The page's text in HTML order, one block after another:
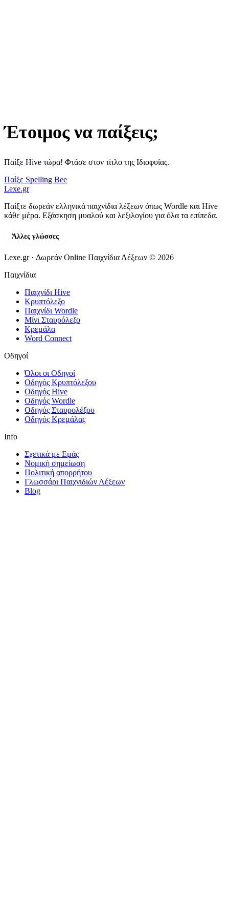
Έτοιμος να παίξεις;
Παίξε Hive τώρα! Φτάσε στον τίτλο της Ιδιοφυΐας.
Παίξε Spelling Bee
Lexe.gr
Παίξτε δωρεάν ελληνικά παιχνίδια λέξεων όπως Wordle και Hive
κάθε μέρα. Εξάσκηση μυαλού και λεξιλογίου για όλα τα επίπεδα.
Άλλες γλώσσες
Lexe.gr · Δωρεάν Online Παιχνίδια Λέξεων © 2026
Παιχνίδια
Παιχνίδι Hive
Κρυπτόλεξο
Παιχνίδι Wordle
Μίνι Σταυρόλεξο
Κρεμάλα
Word Connect
Οδηγοί
Όλοι οι Οδηγοί
Οδηγός Κρυπτόλεξου
Οδηγός Hive
Οδηγός Wordle
Οδηγός Σταυρολέξου
Οδηγός Κρεμάλας
Info
Σχετικά με Εμάς
Νομική σημείωση
Πολιτική απορρήτου
Γλωσσάρι Παιχνιδιών Λέξεων
Blog